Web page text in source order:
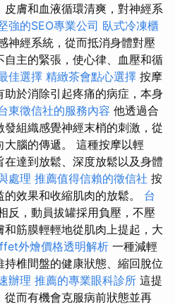
膚和血液循環清爽，對神經系
強的SEO專業公司 臥式冷凍櫃
神經系統，從而抵消身體對壓
主的緊張，使心律、血壓和循
佳選擇 精緻茶會點心選擇 按摩
於消除引起疼痛的病症，本身
東徵信社的服務內容 他透過合
組織感覺神經末梢的刺激，從
腦的傳遞。 這種按摩以輕
達到放鬆、深度放鬆以及身體
處理 推薦值得信賴的徵信社 按
效果和收縮肌肉的放鬆。 台
反，動員拔罐採用負壓，不壓
筋膜輕輕地從肌肉上提起，大
外燴價格透明解析 一種減輕
椎間盤的健康狀態、縮回脫位
辦理 推薦的專業眼科診所 這提
而有機會克服病前狀態並再